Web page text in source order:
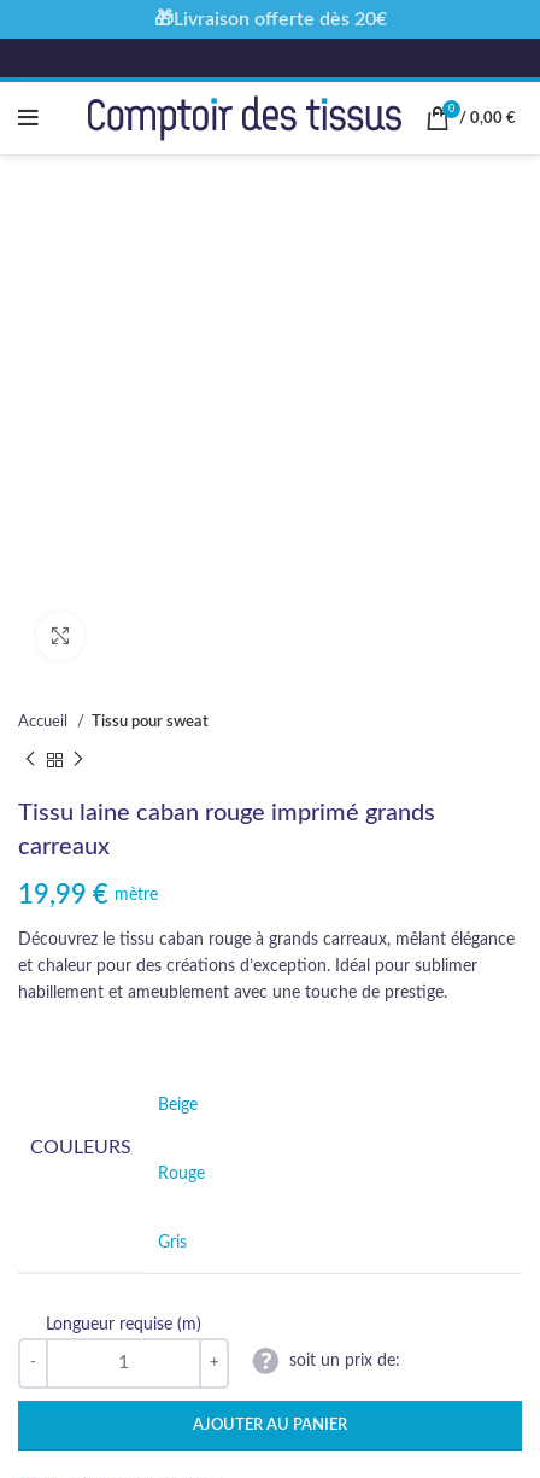
0
/ 0,00 €
Accueil Tissu pour sweat
Tissu laine caban rouge imprimé grands
carreaux
19,99 € mètre
Découvrez le tissu caban rouge à grands carreaux, mêlant élégance
et chaleur pour des créations d’exception. Idéal pour sublimer
habillement et ameublement avec une touche de prestige.
COULEURS
Beige
Rouge
Gris
Longueur requise (m)
soit un prix de:
AJOUTER AU PANIER
🎁Livraison offerte dès 20€